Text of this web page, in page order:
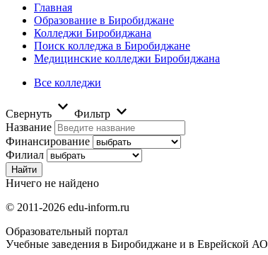
Главная
Образование в Биробиджане
Колледжи Биробиджана
Поиск колледжа в Биробиджане
Медицинские колледжи Биробиджана
Все колледжи
Свернуть
Фильтр
Название
Финансирование
Филиал
Ничего не найдено
© 2011-2026 edu-inform.ru
Образовательный портал
Учебные заведения в Биробиджане и в Еврейской АО